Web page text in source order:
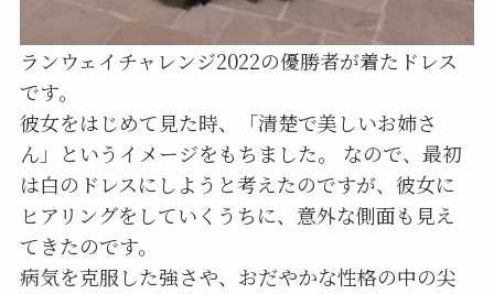
ランウェイチャレンジ2022の優勝者が着たドレス
です。
彼女をはじめて見た時、「清楚で美しいお姉さ
ん」というイメージをもちました。 なので、最初
は白のドレスにしようと考えたのですが、彼女に
ヒアリングをしていくうちに、意外な側面も見え
てきたのです。
病気を克服した強さや、おだやかな性格の中の尖